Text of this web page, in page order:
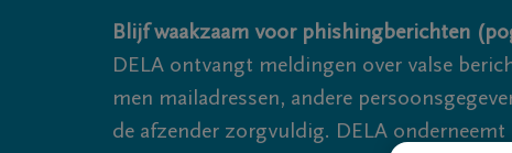
Overslaan en naar inhoud gaan
Blijf waakzaam voor phishingberichten
DELA ontvangt meldingen over valse
men mailadressen, andere
de afzender zorgvuldig. DELA